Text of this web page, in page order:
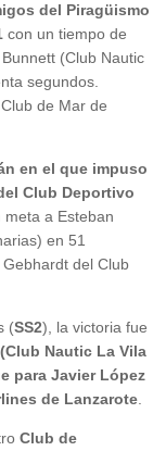
del Piragüismo
con un tiempo de
(Club Nautic
segundos.
de Mar de
en el que impuso
Club Deportivo
meta a Esteban
en 51
del Club
(SS2), la victoria fue
Nautic La Vila
para Javier López
de Lanzarote
Club de